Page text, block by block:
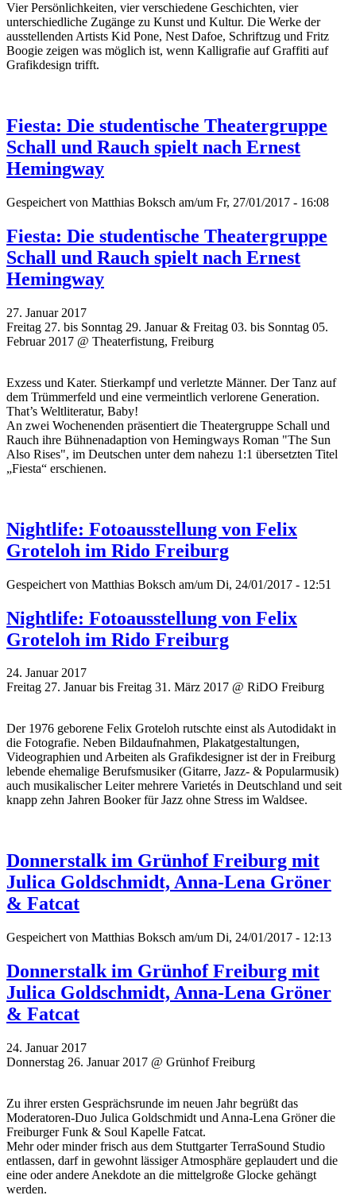
Vier Persönlichkeiten, vier verschiedene Geschichten, vier
unterschiedliche Zugänge zu Kunst und Kultur. Die Werke der
ausstellenden Artists Kid Pone, Nest Dafoe, Schriftzug und Fritz
Boogie zeigen was möglich ist, wenn Kalligrafie auf Graffiti auf
Grafikdesign trifft.
Fiesta: Die studentische Theatergruppe
Schall und Rauch spielt nach Ernest
Hemingway
Gespeichert von Matthias Boksch am/um Fr, 27/01/2017 - 16:08
Fiesta: Die studentische Theatergruppe
Schall und Rauch spielt nach Ernest
Hemingway
27. Januar 2017
Freitag 27. bis Sonntag 29. Januar & Freitag 03. bis Sonntag 05.
Februar 2017 @ Theaterfistung, Freiburg
Exzess und Kater. Stierkampf und verletzte Männer. Der Tanz auf
dem Trümmerfeld und eine vermeintlich verlorene Generation.
That’s Weltliteratur, Baby!
An zwei Wochenenden präsentiert die Theatergruppe Schall und
Rauch ihre Bühnenadaption von Hemingways Roman "The Sun
Also Rises", im Deutschen unter dem nahezu 1:1 übersetzten Titel
„Fiesta“ erschienen.
Nightlife: Fotoausstellung von Felix
Groteloh im Rido Freiburg
Gespeichert von Matthias Boksch am/um Di, 24/01/2017 - 12:51
Nightlife: Fotoausstellung von Felix
Groteloh im Rido Freiburg
24. Januar 2017
Freitag 27. Januar bis Freitag 31. März 2017 @ RiDO Freiburg
Der 1976 geborene Felix Groteloh rutschte einst als Autodidakt in
die Fotografie. Neben Bildaufnahmen, Plakatgestaltungen,
Videographien und Arbeiten als Grafikdesigner ist der in Freiburg
lebende ehemalige Berufsmusiker (Gitarre, Jazz- & Popularmusik)
auch musikalischer Leiter mehrere Varietés in Deutschland und seit
knapp zehn Jahren Booker für Jazz ohne Stress im Waldsee.
Donnerstalk im Grünhof Freiburg mit
Julica Goldschmidt, Anna-Lena Gröner
& Fatcat
Gespeichert von Matthias Boksch am/um Di, 24/01/2017 - 12:13
Donnerstalk im Grünhof Freiburg mit
Julica Goldschmidt, Anna-Lena Gröner
& Fatcat
24. Januar 2017
Donnerstag 26. Januar 2017 @ Grünhof Freiburg
Zu ihrer ersten Gesprächsrunde im neuen Jahr begrüßt das
Moderatoren-Duo Julica Goldschmidt und Anna-Lena Gröner die
Freiburger Funk & Soul Kapelle Fatcat.
Mehr oder minder frisch aus dem Stuttgarter TerraSound Studio
entlassen, darf in gewohnt lässiger Atmosphäre geplaudert und die
eine oder andere Anekdote an die mittelgroße Glocke gehängt
werden.